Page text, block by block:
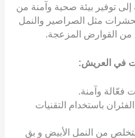
إلى توفير بيئة صحية وآمنة من
مثل الصراصير والنمل
من القوارض المزعجة.
في العريش:
فعّالة وآمنة.
باستخدام التقنيات
من النمل الأبيض و بق